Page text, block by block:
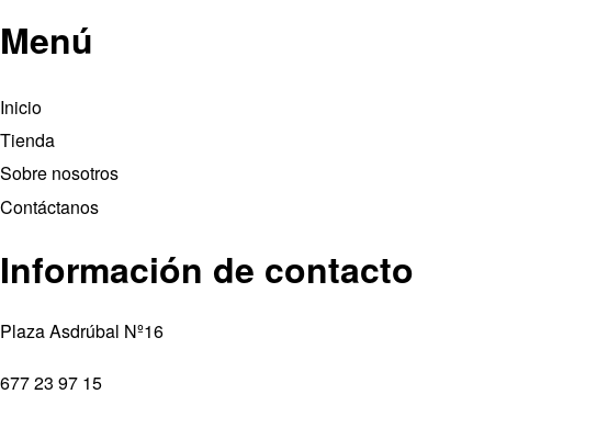
Menú
Inicio
Tienda
Sobre nosotros
Contáctanos
Información de contacto
Plaza Asdrúbal Nº16
677 23 97 15